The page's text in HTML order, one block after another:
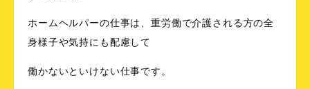
ホームヘルパーの仕事は、重労働で介護される方の全
身様子や気持にも配慮して
働かないといけない仕事です。